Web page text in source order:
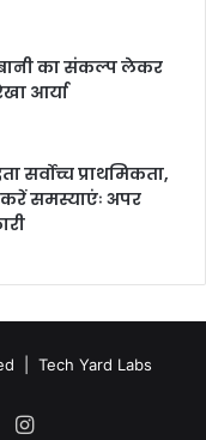
का संकल्प लेकर
आर्या
सर्वोच्च प्राथमिकता,
समस्याएंः अपर
| Tech Yard Labs
Instagram